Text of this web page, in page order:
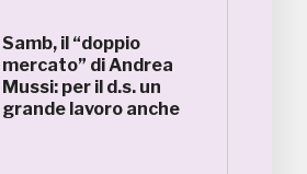
Samb, il “doppio
mercato” di Andrea
Mussi: per il d.s. un
grande lavoro anche